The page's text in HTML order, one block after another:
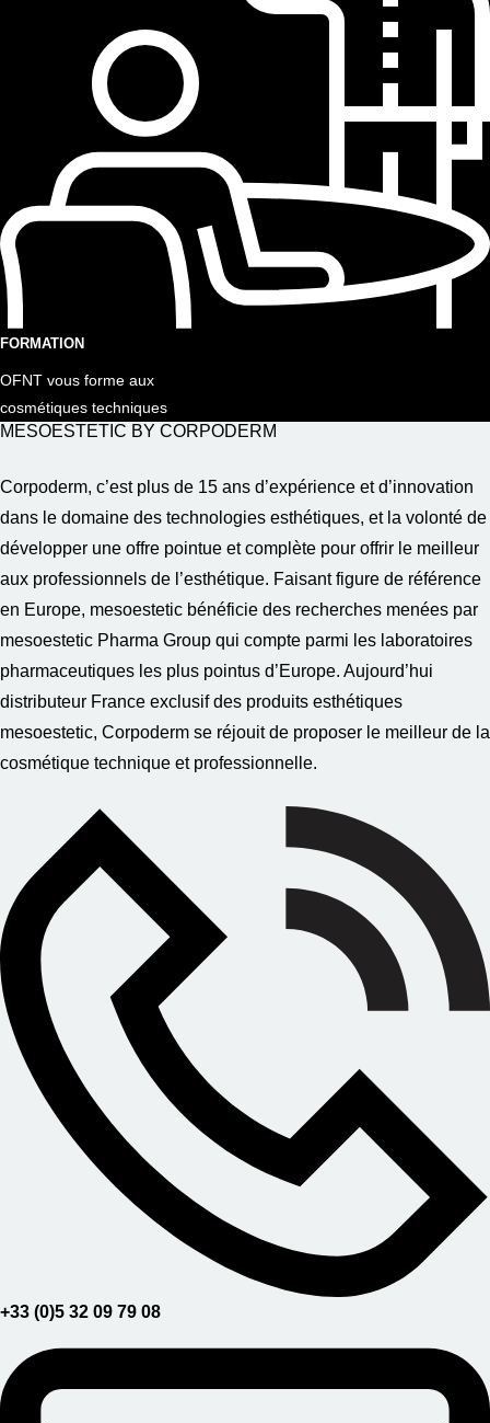
FORMATION
OFNT vous forme aux
cosmétiques techniques
MESOESTETIC BY CORPODERM
Corpoderm, c’est plus de 15 ans d’expérience et d’innovation
dans le domaine des technologies esthétiques, et la volonté de
développer une offre pointue et complète pour offrir le meilleur
aux professionnels de l’esthétique. Faisant figure de référence
en Europe, mesoestetic bénéficie des recherches menées par
mesoestetic Pharma Group qui compte parmi les laboratoires
pharmaceutiques les plus pointus d’Europe. Aujourd’hui
distributeur France exclusif des produits esthétiques
mesoestetic, Corpoderm se réjouit de proposer le meilleur de la
cosmétique technique et professionnelle.
+33 (0)5 32 09 79 08